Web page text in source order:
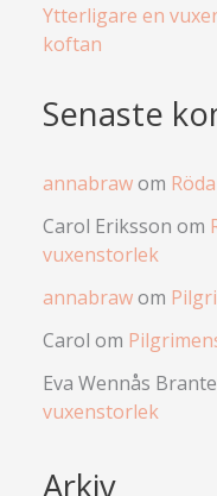
Ytterligare en
koftan
Senaste
annabrawom
Carol Eriksson om
vuxenstorlek
annabrawom
Carol om
Eva Wennås Brante
vuxenstorlek
Arkiv